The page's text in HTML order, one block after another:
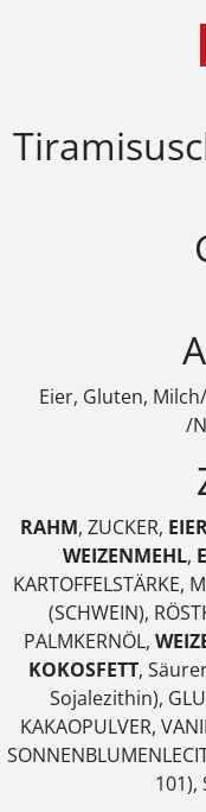
Eier, Gluten,
/
RAHM, ZUCKER,
WEIZENMEHL,
KARTOFFELSTÄRKE,
(SCHWEIN),
PALMKERNÖL,
KOKOSFETT,
Sojalezithin),
KAKAOPULVER,
101),